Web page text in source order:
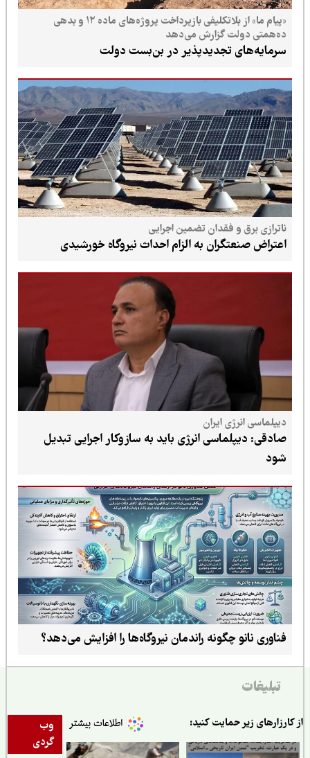
«پیام ما» از بلاتکلیفی بازپرداخت پروژه‌های ماده ۱۲ و بدهی
ده‌همتی دولت گزارش می‌دهد
سرمایه‌های تجدیدپذیر در بن‌بست دولت
ناترازی برق و فقدان تضمین اجرایی
اعتراض صنعتگران به الزام احداث نیروگاه خورشیدی
دیپلماسی انرژی ایران
صادقی: دیپلماسی انرژی باید به سازوکار اجرایی تبدیل
فناوری نانو چگونه راندمان نیروگاه‌ها را افزایش می‌دهد؟
تبلیغات
وب
گردی
زیر حمایت کنید: